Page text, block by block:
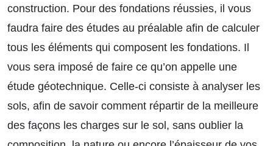
construction. Pour des fondations réussies, il vous
faudra faire des études au préalable afin de calculer
tous les éléments qui composent les fondations. Il
vous sera imposé de faire ce qu’on appelle une
étude géotechnique. Celle-ci consiste à analyser les
sols, afin de savoir comment répartir de la meilleure
des façons les charges sur le sol, sans oublier la